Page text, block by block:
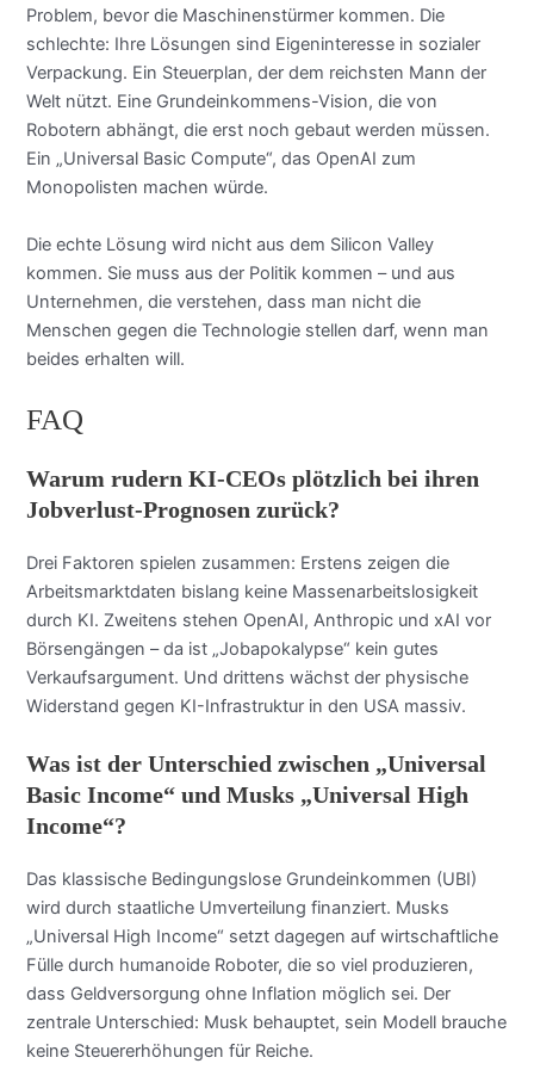
Problem, bevor die Maschinenstürmer kommen. Die
schlechte: Ihre Lösungen sind Eigeninteresse in sozialer
Verpackung. Ein Steuerplan, der dem reichsten Mann der
Welt nützt. Eine Grundeinkommens-Vision, die von
Robotern abhängt, die erst noch gebaut werden müssen.
Ein „Universal Basic Compute“, das OpenAI zum
Monopolisten machen würde.
Die echte Lösung wird nicht aus dem Silicon Valley
kommen. Sie muss aus der Politik kommen – und aus
Unternehmen, die verstehen, dass man nicht die
Menschen gegen die Technologie stellen darf, wenn man
beides erhalten will.
FAQ
Warum rudern KI-CEOs plötzlich bei ihren
Jobverlust-Prognosen zurück?
Drei Faktoren spielen zusammen: Erstens zeigen die
Arbeitsmarktdaten bislang keine Massenarbeitslosigkeit
durch KI. Zweitens stehen OpenAI, Anthropic und xAI vor
Börsengängen – da ist „Jobapokalypse“ kein gutes
Verkaufsargument. Und drittens wächst der physische
Widerstand gegen KI-Infrastruktur in den USA massiv.
Was ist der Unterschied zwischen „Universal
Basic Income“ und Musks „Universal High
Income“?
Das klassische Bedingungslose Grundeinkommen (UBI)
wird durch staatliche Umverteilung finanziert. Musks
„Universal High Income“ setzt dagegen auf wirtschaftliche
Fülle durch humanoide Roboter, die so viel produzieren,
dass Geldversorgung ohne Inflation möglich sei. Der
zentrale Unterschied: Musk behauptet, sein Modell brauche
keine Steuererhöhungen für Reiche.